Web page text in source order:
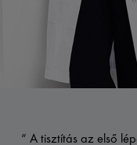
“ A tisztítás az első